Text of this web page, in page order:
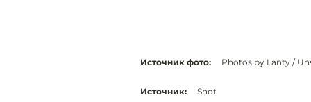
Источник фото: Photos by Lanty /
Источник: Shot